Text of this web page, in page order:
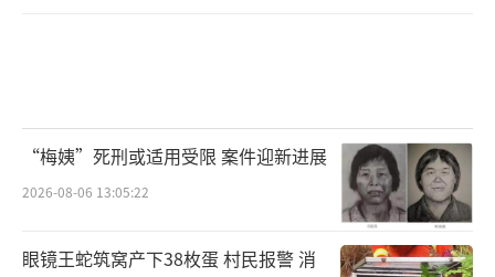
“梅姨”死刑或适用受限 案件迎新进展
2026-08-06 13:05:22
眼镜王蛇筑窝产下38枚蛋 村民报警 消